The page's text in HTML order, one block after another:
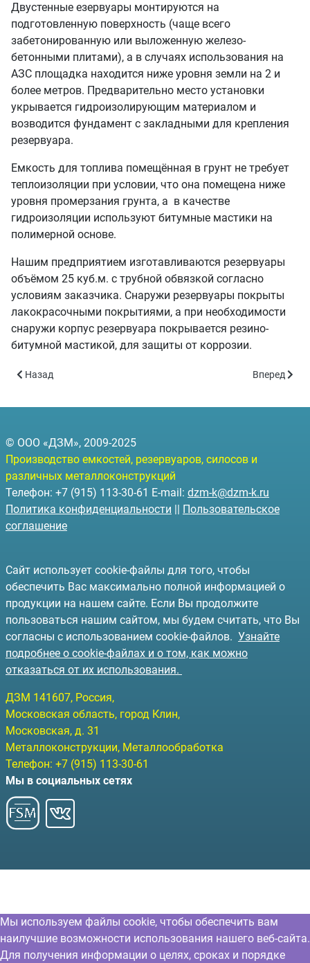
Двустенные езервуары монтируются на
подготовленную поверхность (чаще всего
забетонированную или выложенную железо-
бетонными плитами), а в случаях использования на
АЗС площадка находится ниже уровня земли на 2 и
более метров. Предварительно место установки
укрывается гидроизолирующим материалом и
возводится фундамент с закладными для крепления
резервуара.
Емкость для топлива помещённая в грунт не требует
теплоизоляции при условии, что она помещена ниже
уровня промерзания грунта, а в качестве
гидроизоляции используют битумные мастики на
полимерной основе.
Нашим предприятием изготавливаются резервуары
объёмом 25 куб.м. с трубной обвязкой согласно
условиям заказчика. Снаружи резервуары покрыты
лакокрасочными покрытиями, а при необходимости
снаружи корпус резервуара покрывается резино-
битумной мастикой, для защиты от коррозии.
Предыдущий: Резервуары горизонтальные подземные РГСП-3
Назад Следующий:
Вперед
© ООО «ДЗМ», 2009-2025
Производство емкостей, резервуаров, силосов и
различных металлоконструкций
Телефон: +7 (915) 113-30-61 E-mail: dzm-k@dzm-k.ru
Политика конфиденциальности || Пользовательское
соглашение
Сайт использует cookie-файлы для того, чтобы
обеспечить Вас максимально полной информацией о
продукции на нашем сайте. Если Вы продолжите
пользоваться нашим сайтом, мы будем считать, что Вы
согласны с использованием cookie-файлов. Узнайте
подробнее о cookie-файлах и о том, как можно
отказаться от их использования.
ДЗМ 141607, Россия,
Московская область, город Клин,
Московская, д. 31
Металлоконструкции, Металлообработка
Телефон: +7 (915) 113-30-61
Мы в социальных сетях
Мы используем файлы cookie, чтобы обеспечить вам
наилучшие возможности использования нашего веб-сайта.
Для получения информации о целях, сроках и порядке